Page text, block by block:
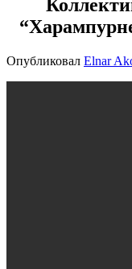
Опубликовал Elnar